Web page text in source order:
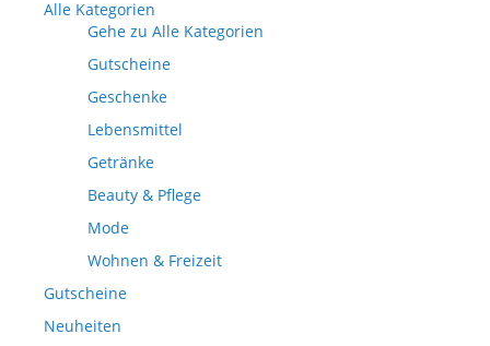
Alle Kategorien
Gehe zu Alle Kategorien
Gutscheine
Geschenke
Lebensmittel
Getränke
Beauty & Pflege
Mode
Wohnen & Freizeit
Gutscheine
Neuheiten